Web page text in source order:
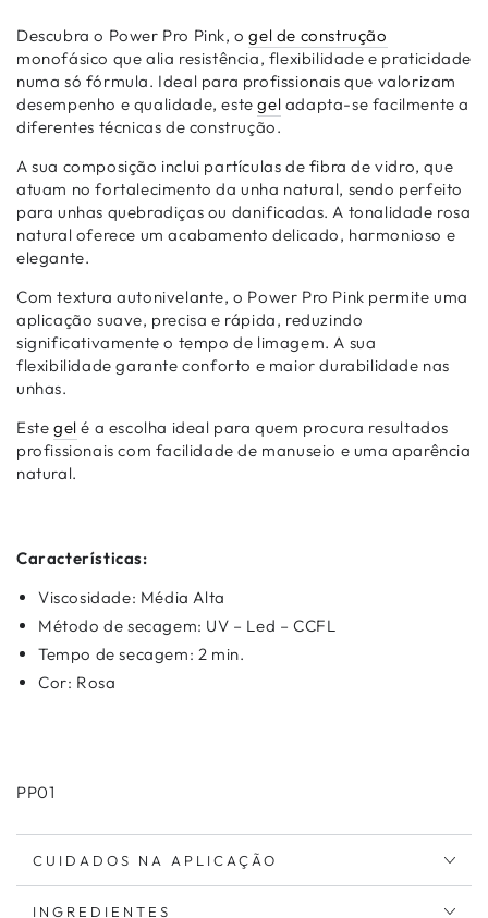
Descubra o Power Pro Pink, ogel de construção
monofásico que alia resistência, flexibilidade e praticidade
numa só fórmula. Ideal para profissionais que valorizam
desempenho e qualidade, estegel adapta-se facilmente a
diferentes técnicas de construção.
A sua composição inclui partículas de fibra de vidro, que
atuam no fortalecimento da unha natural, sendo perfeito
para unhas quebradiças ou danificadas. A tonalidade rosa
natural oferece um acabamento delicado, harmonioso e
elegante.
Com textura autonivelante, o Power Pro Pink permite uma
aplicação suave, precisa e rápida, reduzindo
significativamente o tempo de limagem. A sua
flexibilidade garante conforto e maior durabilidade nas
unhas.
Este gel é a escolha ideal para quem procura resultados
profissionais com facilidade de manuseio e uma aparência
natural.
Características:
Viscosidade: Média Alta
Método de secagem: UV – Led – CCFL
Tempo de secagem: 2 min.
Cor: Rosa
PP01
CUIDADOS NA APLICAÇÃO
INGREDIENTES